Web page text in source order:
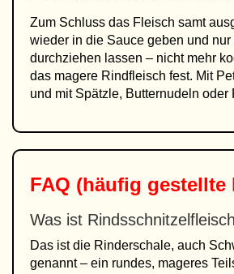
Zum Schluss das Fleisch samt
wieder in die Sauce geben und nur
durchziehen lassen – nicht mehr
das magere Rindfleisch fest. Mit
und mit Spätzle, Butternudeln oder
FAQ (häufig gestellte
Was ist
Das ist die Rinderschale, auch
genannt – ein rundes, mageres